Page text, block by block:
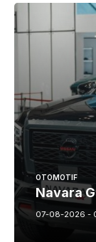
OTOMOTIF
Navara
07-08-2026 -